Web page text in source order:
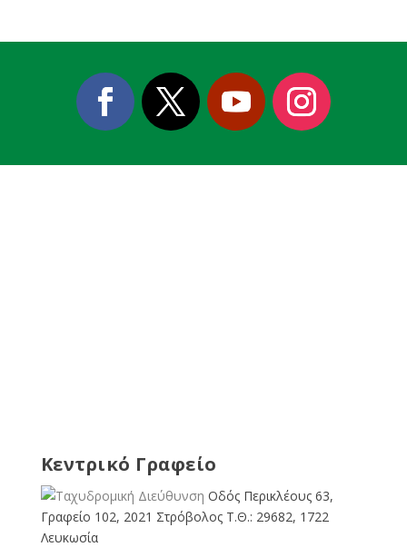
Κεντρικό Γραφείο
Οδός Περικλέους 63,
Γραφείο 102, 2021 Στρόβολος Τ.Θ.: 29682, 1722
Λευκωσία